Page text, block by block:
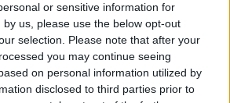
or sensitive information for
us, please use the below opt-out
selection. Please note that after your
you may continue seeing
on personal information utilized by
disclosed to third parties prior to